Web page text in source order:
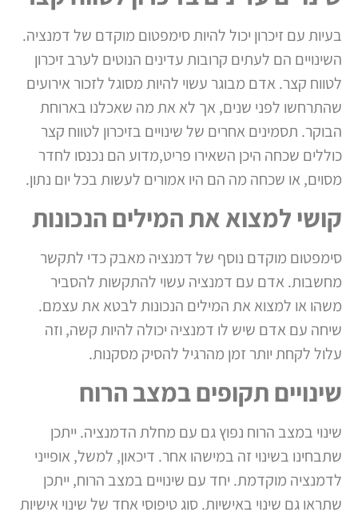
בעיות עם זיכרון יכול להיות סימפטום מוקדם של דמנציה.
השינויים הם לעתים קרובות עדינים הנוטים לערב זיכרון
לטווח קצר. אדם מבוגר עשוי להיות מסוגל לזכור אירועים
שהתרחשו לפני שנים, אך לא את מה שאכלנו בארוחת
הבוקר. תסמינים אחרים של שינויים בזיכרון לטווח קצר
כוללים שכחה היכן השאירו פריט,מדוע הם נכנסו לחדר
מסוים, או שכחה מה הם היו אמורים לעשות בכל יום נתון.
קושי למצוא את המילים הנכונות
סימפטום מוקדם נוסף של דמנציה מאבק כדי לתקשר
מחשבות. אדם עם דמנציה עשוי להתקשות להסביר
משהו או למצוא את המילים הנכונות לבטא את עצמם.
שיחה עם אדם שיש לו דמנציה יכולה להיות קשה, וזה
עלול לקחת יותר זמן מהרגיל להסיק מסקנות.
שינויים תקופים במצב הרוח
שינוי במצב הרוח נפוץ גם עם מחלת הדמנציה. ייתכן
שתבחינו בשינוי זה במישהו אחר. דיכאון, למשל, אופייני
לדמנציה מוקדמת. יחד עם שינויים במצב הרוח, ייתכן
שתראו גם שינוי באישיות. סוג טיפוסי אחד של שינוי אישיות